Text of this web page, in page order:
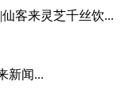
客来灵芝千丝饮...
新闻...